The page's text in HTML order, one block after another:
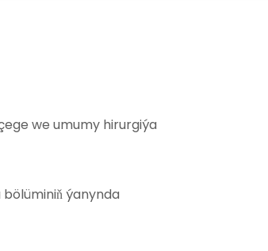
we umumy hirurgiýa
ýanynda